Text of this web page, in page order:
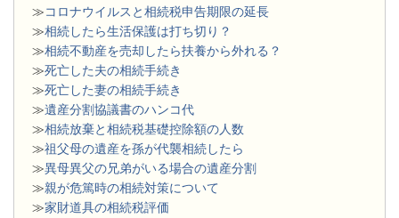
≫コロナウイルスと相続税申告期限の延長
≫相続したら生活保護は打ち切り？
≫相続不動産を売却したら扶養から外れる？
≫死亡した夫の相続手続き
≫死亡した妻の相続手続き
≫遺産分割協議書のハンコ代
≫相続放棄と相続税基礎控除額の人数
≫祖父母の遺産を孫が代襲相続したら
≫異母異父の兄弟がいる場合の遺産分割
≫親が危篤時の相続対策について
≫家財道具の相続税評価